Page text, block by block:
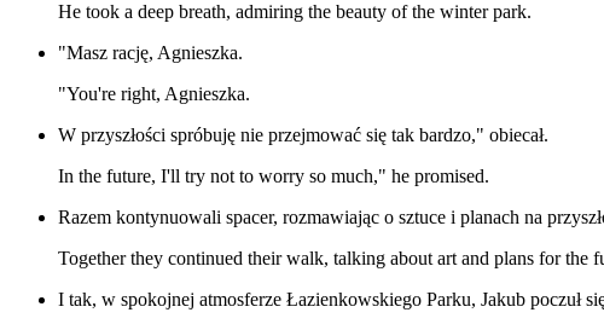
He took a deep breath, admiring the beauty of the winter park.
"Masz rację, Agnieszka.
"You're right, Agnieszka.
W przyszłości spróbuję nie przejmować się tak bardzo," obiecał.
In the future, I'll try not to worry so much," he promised.
Razem kontynuowali spacer, rozmawiając o sztuce i planach na
Together they continued their walk, talking about art and plans for the
I tak, w spokojnej atmosferze Łazienkowskiego Parku, Jakub poczuł